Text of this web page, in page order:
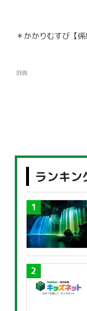
＊かかりむすび【係
辞典
ランキン